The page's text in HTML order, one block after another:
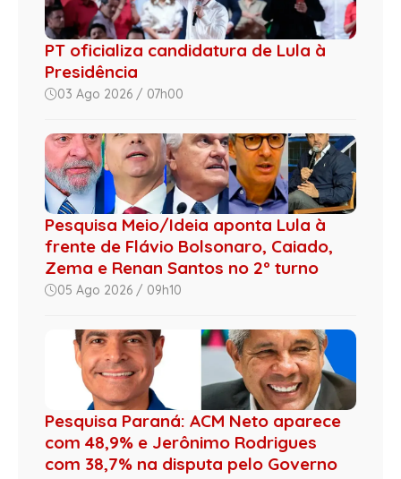
PT oficializa candidatura de Lula à
Presidência
03 Ago 2026 / 07h00
Pesquisa Meio/Ideia aponta Lula à
frente de Flávio Bolsonaro, Caiado,
Zema e Renan Santos no 2º turno
05 Ago 2026 / 09h10
Pesquisa Paraná: ACM Neto aparece
com 48,9% e Jerônimo Rodrigues
com 38,7% na disputa pelo Governo